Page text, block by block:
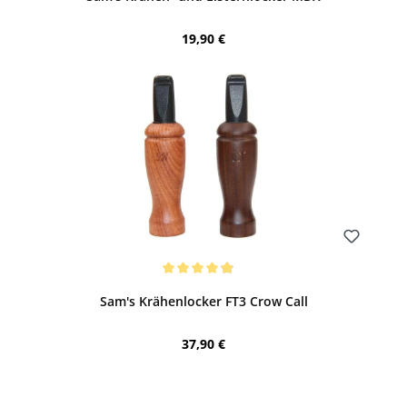
Regulärer Preis:
19,90 €
Sam's Krähenlocker FT3 Crow Call
Regulärer Preis:
37,90 €